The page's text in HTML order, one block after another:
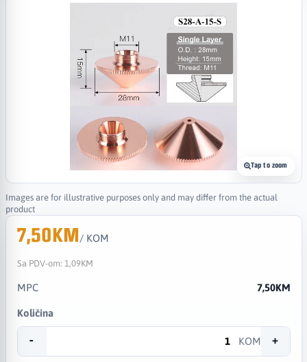
Tap to zoom
Images are for illustrative purposes only and may differ from the actual
product
7,50KM/ KOM
Sa PDV-om: 1,09KM
MPC 7,50KM
Količina
- KOM +